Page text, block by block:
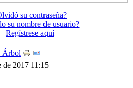
su contraseña?
su nombre de usuario?
Regístrese aquí
Árbol
2017 11:15